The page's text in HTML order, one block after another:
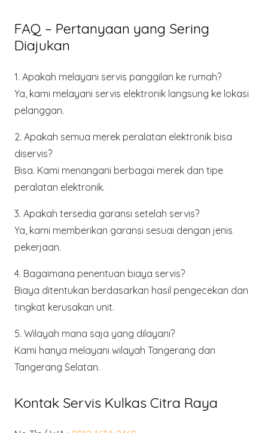
FAQ – Pertanyaan yang Sering
Diajukan
1. Apakah melayani servis panggilan ke rumah?
Ya, kami melayani servis elektronik langsung ke lokasi
pelanggan.
2. Apakah semua merek peralatan elektronik bisa
diservis?
Bisa. Kami menangani berbagai merek dan tipe
peralatan elektronik.
3. Apakah tersedia garansi setelah servis?
Ya, kami memberikan garansi sesuai dengan jenis
pekerjaan.
4. Bagaimana penentuan biaya servis?
Biaya ditentukan berdasarkan hasil pengecekan dan
tingkat kerusakan unit.
5. Wilayah mana saja yang dilayani?
Kami hanya melayani wilayah Tangerang dan
Tangerang Selatan.
Kontak Servis Kulkas Citra Raya